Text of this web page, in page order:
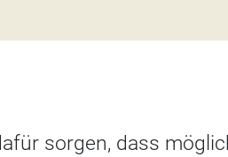
sorgen, dass